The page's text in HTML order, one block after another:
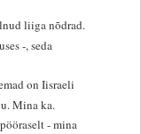
liiga nõdrad.
-, seda
on Iisraeli
Mina ka.
- mina